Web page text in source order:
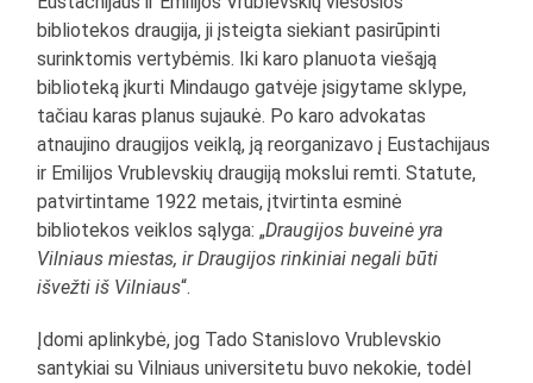
bibliotekos draugija, ji įsteigta siekiant pasirūpinti
surinktomis vertybėmis. Iki karo planuota viešąją
biblioteką įkurti Mindaugo gatvėje įsigytame sklype,
tačiau karas planus sujaukė. Po karo advokatas
atnaujino draugijos veiklą, ją reorganizavo į Eustachijaus
ir Emilijos Vrublevskių draugiją mokslui remti. Statute,
patvirtintame 1922 metais, įtvirtinta esminė
bibliotekos veiklos sąlyga: „Draugijos buveinė yra
Vilniaus miestas, ir Draugijos rinkiniai negali būti
išvežti iš Vilniaus“.
Įdomi aplinkybė, jog Tado Stanislovo Vrublevskio
santykiai su Vilniaus universitetu buvo nekokie, todėl